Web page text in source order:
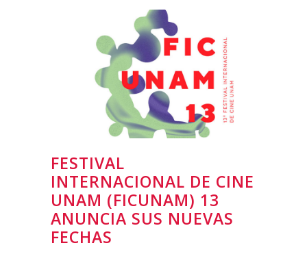
FESTIVAL
INTERNACIONAL DE CINE
UNAM (FICUNAM) 13
ANUNCIA SUS NUEVAS
FECHAS